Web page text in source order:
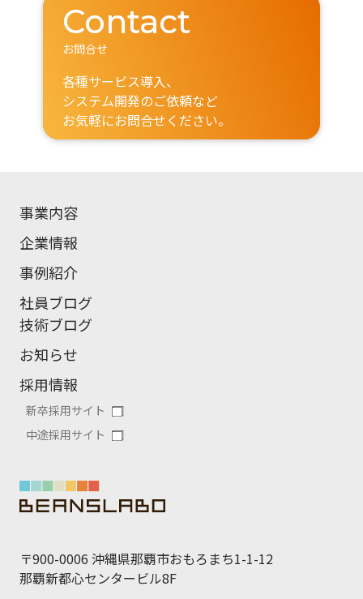
Contact
お問合せ
各種サービス導入、
システム開発のご依頼など
お気軽にお問合せください。
事業内容
企業情報
事例紹介
社員ブログ
技術ブログ
お知らせ
採用情報
新卒採用サイト
中途採用サイト
〒900-0006 沖縄県那覇市おもろまち1-1-12
那覇新都心センタービル8F